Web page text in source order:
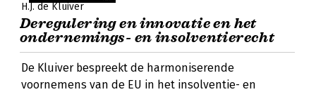
H.J. de Kluiver
Deregulering en innovatie en het
ondernemings- en insolventierecht
De Kluiver bespreekt de harmoniserende
voornemens van de EU in het insolventie- en